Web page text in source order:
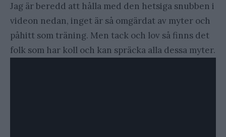
Jag är beredd att hålla med den hetsiga snubben i
videon nedan, inget är så omgärdat av myter och
påhitt som träning. Men tack och lov så finns det
folk som har koll och kan spräcka alla dessa myter.